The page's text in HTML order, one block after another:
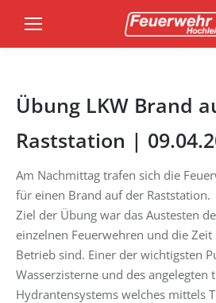
Übung LKW Brand
Raststation |
Am Nachmittag trafen sich die
für einen Brand auf der Raststation.
Ziel der Übung war das Austesten
einzelnen Feuerwehren und die
Betrieb sind. Einer der wichtigsten
Wasserzisterne und des angelegten
Hydrantensystems welches mittels